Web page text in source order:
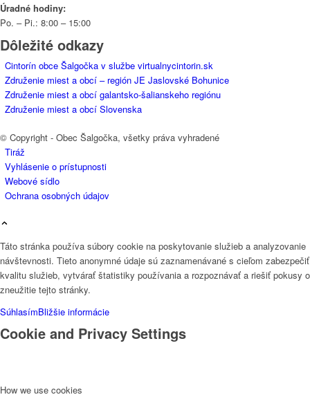
Úradné hodiny:
Po. – Pi.: 8:00 – 15:00
Dôležité odkazy
Cintorín obce Šalgočka v službe virtualnycintorin.sk
Združenie miest a obcí – región JE Jaslovské Bohunice
Združenie miest a obcí galantsko-šalianskeho regiónu
Združenie miest a obcí Slovenska
© Copyright - Obec Šalgočka, všetky práva vyhradené
Tiráž
Vyhlásenie o prístupnosti
Webové sídlo
Ochrana osobných údajov
Táto stránka používa súbory cookie na poskytovanie služieb a analyzovanie
návštevnosti. Tieto anonymné údaje sú zaznamenávané s cieľom zabezpečiť
kvalitu služieb, vytvárať štatistiky používania a rozpoznávať a riešiť pokusy o
zneužitie tejto stránky.
SúhlasímBližšie informácie
Cookie and Privacy Settings
How we use cookies